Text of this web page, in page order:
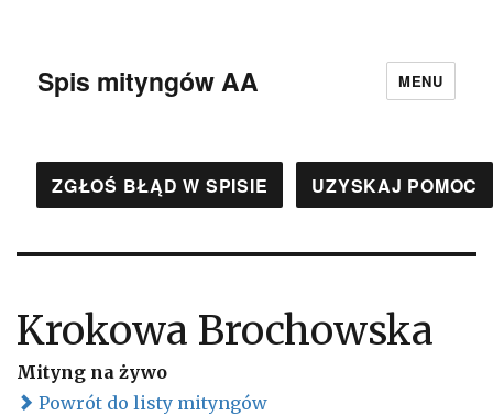
Spis mityngów AA MENU
ZGŁOŚ BŁĄD W SPISIE UZYSKAJ POMOC
Krokowa Brochowska
Mityng na żywo
Powrót do listy mityngów